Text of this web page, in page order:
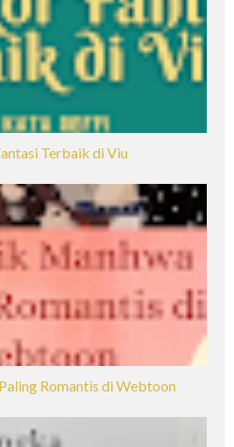
Terbaik di Viu
Romantis di Webtoon